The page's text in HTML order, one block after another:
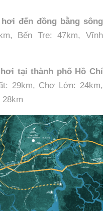
đến đồng bằng sông
Bến Tre: 47km, Vĩnh
tại thành phố Hồ Chí
29km, Chợ Lớn: 24km,
28km